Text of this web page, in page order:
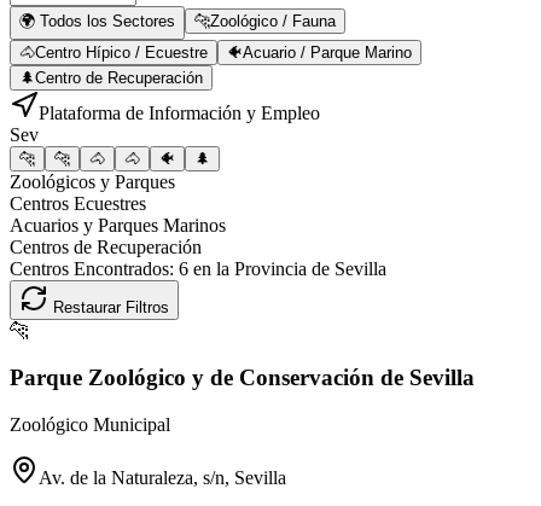
🌍 Todos los Sectores 🐆Zoológico / Fauna
🐴Centro Hípico / Ecuestre 🐠Acuario / Parque Marino
🌲Centro de Recuperación
Plataforma de Información y Empleo
Sev
🐆 🐆 🐴 🐴 🐠 🌲
Zoológicos y Parques
Centros Ecuestres
Acuarios y Parques Marinos
Centros de Recuperación
Centros Encontrados: 6 en la Provincia de Sevilla
Restaurar Filtros
🐆
Parque Zoológico y de Conservación de Sevilla
Zoológico Municipal
Av. de la Naturaleza, s/n, Sevilla